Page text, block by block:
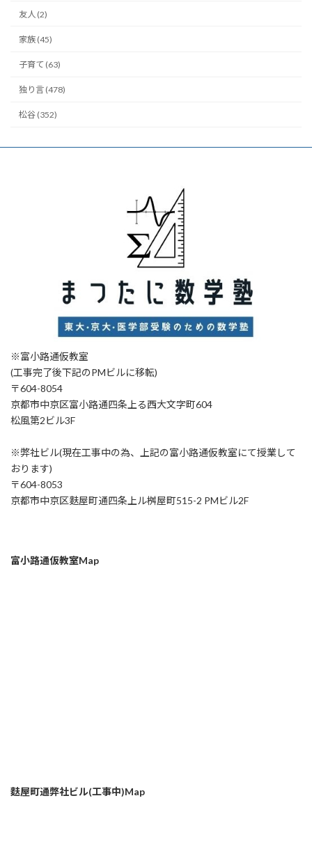
友人 (2)
家族 (45)
子育て (63)
独り言 (478)
松谷 (352)
※富小路通仮教室
(工事完了後下記のPMビルに移転)
〒604-8054
京都市中京区富小路通四条上る西大文字町604
松風第2ビル3F
※弊社ビル(現在工事中の為、上記の富小路通仮教室にて授業して
おります)
〒604-8053
京都市中京区麩屋町通四条上ル桝屋町515-2 PMビル2F
富小路通仮教室Map
麩屋町通弊社ビル(工事中)Map